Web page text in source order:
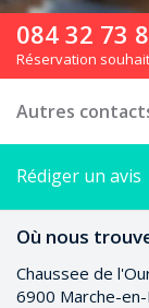
084 32 73
Réservation
Autres
Rédiger un avis
Où nous
Chaussee de
6900 Marche-en-